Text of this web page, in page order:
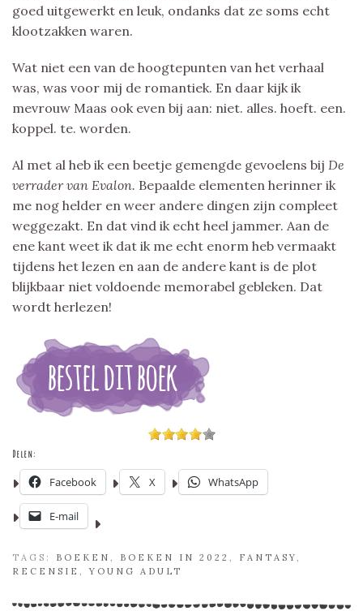
goed uitgewerkt en leuk, ondanks dat ze soms echt
klootzakken waren.
Wat niet een van de hoogtepunten van het verhaal
was, was voor mij de romantiek. En daar kijk ik
mevrouw Maas ook even bij aan: niet. alles. hoeft. een.
koppel. te. worden.
Al met al heb ik een beetje gemengde gevoelens bij De
verrader van Evalon. Bepaalde elementen herinner ik
me nog helder en weer andere dingen zijn compleet
weggezakt. En dat vind ik echt heel jammer. Aan de
ene kant weet ik dat ik me echt enorm heb vermaakt
tijdens het lezen en aan de andere kant is de plot
blijkbaar niet voldoende memorabel gebleken. Dat
wordt herlezen!
Delen:
Facebook X WhatsApp
E-mail
TAGS: BOEKEN , BOEKEN IN 2022 , FANTASY,
RECENSIE ,YOUNG ADULT